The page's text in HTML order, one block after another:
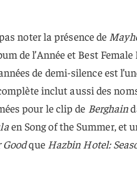
noter la présence de
de l’Année et Best
de demi-silence est
inclut aussi des
pour le clip de Berghain
en Song of the Summer, et
Goodque Hazbin Hotel: